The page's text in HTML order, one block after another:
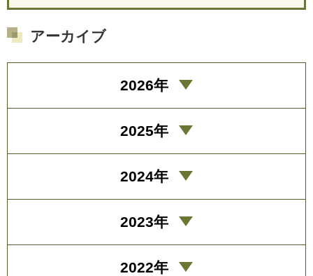
アーカイブ
2026年
2025年
2024年
2023年
2022年